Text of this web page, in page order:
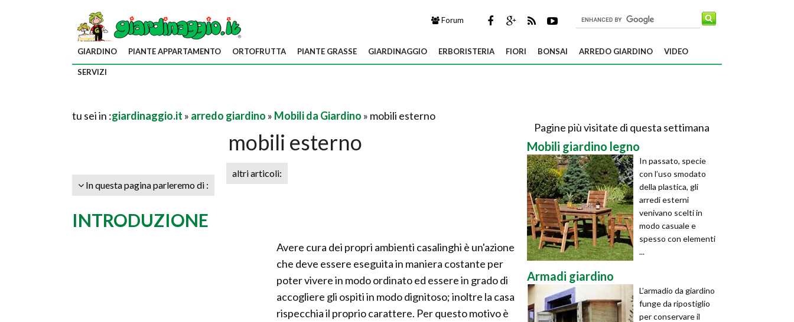
Forum
GIARDINO PIANTE APPARTAMENTO ORTOFRUTTA PIANTE GRASSE GIARDINAGGIO ERBORISTERIA FIORI BONSAI ARREDO GIARDINO VIDEO
SERVIZI
tu sei in :giardinaggio.it » arredo giardino » Mobili da Giardino » mobili esterno
mobili esterno
In questa pagina parleremo di :
altri articoli:
INTRODUZIONE
Avere cura dei propri ambienti casalinghi è un'azione
che deve essere eseguita in maniera costante per
poter vivere in modo ordinato ed essere in grado di
accogliere gli ospiti in modo dignitoso; inoltre la casa
rispecchia il proprio carattere. Per questo motivo è
Pagine più visitate di questa settimana
Mobili giardino legno
In passato, specie
con l’uso smodato
della plastica, gli
arredi esterni
venivano scelti in
modo casuale e
spesso con elementi
...
Armadi giardino
L’armadio da giardino
funge da ripostiglio
per conservare il